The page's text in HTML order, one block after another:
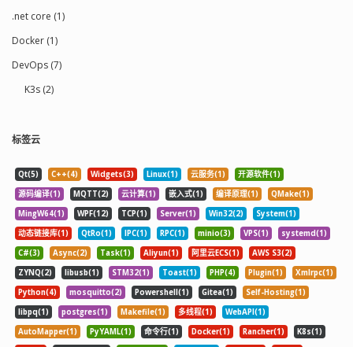
.net core (1)
Docker (1)
DevOps (7)
K3s (2)
标签云
Qt(5) C++(4) Widgets(3) Linux(1) 云服务(1)
开源软件(1)
源码编译(1)
MQTT(2) 云计算(1) 嵌入式(1) 编译原理(1)
QMake(1)
MingW64(1)
WPF(12) TCP(1) Server(1) Win32(2)
System(1)
动态链接库(1)
QtRo(1) IPC(1) RPC(1) minio(3) VPS(1)
systemd(1)
C#(3)
Async(2) Task(1) Aliyun(1) 阿里云ECS(1)
AWS S3(2)
ZYNQ(2)
libusb(1) STM32(1) Toast(1) PHP(4) Plugin(1)
Xmlrpc(1)
Python(4)
mosquitto(2) Powershell(1) Gitea(1)
Self-Hosting(1)
libpq(1)
postgres(1) Makefile(1) 多线程(1)
WebAPI(1)
AutoMapper(1)
PyYAML(1) 命令行(1) Docker(1) Rancher(1)
K8s(1)